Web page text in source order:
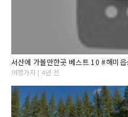
여행가자 | 4년 전